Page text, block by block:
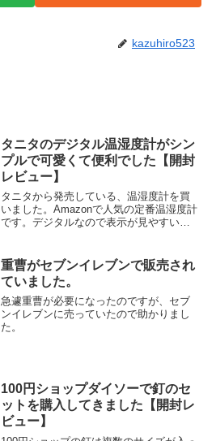
kazuhiro523
タニタのデジタル温湿度計がシン
プルで可愛くて便利でした【開封
レビュー】
タニタから発売している、温湿度計を買
いました。Amazonで人気の定番温湿度計
です。デジタルなので表示が見やすいで
ンで乾燥状態がわかるのでわかりやすい
です。マニュア...
重曹がセブンイレブンで販売され
ていました。
急遽重曹が必要になったのですが、セブ
ンイレブンに売っていたので助かりまし
た。
100円ショップダイソーで釘のセ
ットを購入してきました【開封レ
ビュー】